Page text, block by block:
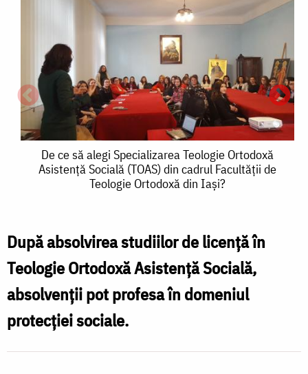
Specializarea
Teologie
Ortodoxă
Asistență
De ce să alegi Specializarea Teologie Ortodoxă
Asistență Socială (TOAS) din cadrul Facultății de
Teologie Ortodoxă din Iași?
După absolvirea studiilor de licență în
Teologie Ortodoxă Asistență Socială,
absolvenții pot profesa în domeniul
protecției sociale.